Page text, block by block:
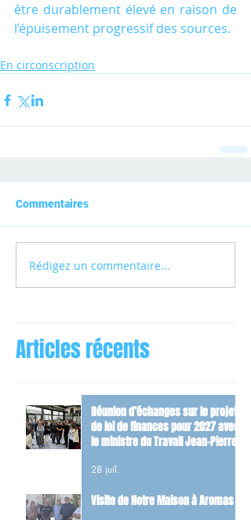
être durablement élevé en raison de
l’épuisement progressif des sources.
En circonscription
Commentaires
Rédigez un commentaire...
Articles récents
Réunion d’échanges sur le projet
de loi de finances pour 2027 avec
le ministre du Travail Jean-Pierre
28 juil.
Visite de Notre Maison à Aromas